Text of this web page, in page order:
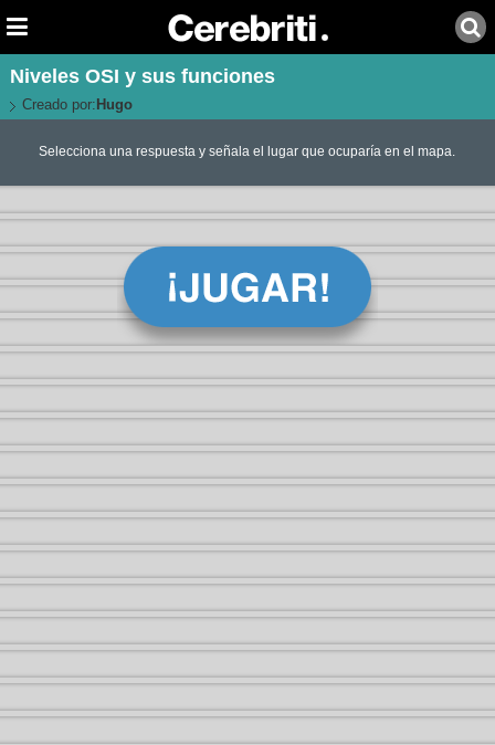
Niveles OSI y sus funciones
Creado por: Hugo
Selecciona una respuesta y señala el lugar que ocuparía en el mapa.